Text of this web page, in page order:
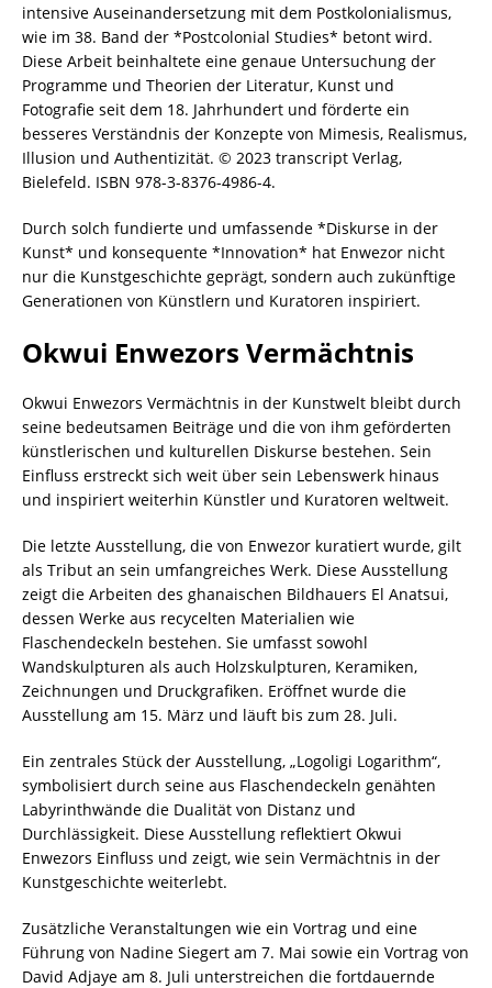
intensive Auseinandersetzung mit dem Postkolonialismus,
wie im 38. Band der *Postcolonial Studies* betont wird.
Diese Arbeit beinhaltete eine genaue Untersuchung der
Programme und Theorien der Literatur, Kunst und
Fotografie seit dem 18. Jahrhundert und förderte ein
besseres Verständnis der Konzepte von Mimesis, Realismus,
Illusion und Authentizität. © 2023 transcript Verlag,
Bielefeld. ISBN 978-3-8376-4986-4.
Durch solch fundierte und umfassende *Diskurse in der
Kunst* und konsequente *Innovation* hat Enwezor nicht
nur die Kunstgeschichte geprägt, sondern auch zukünftige
Generationen von Künstlern und Kuratoren inspiriert.
Okwui Enwezors Vermächtnis
Okwui Enwezors Vermächtnis in der Kunstwelt bleibt durch
seine bedeutsamen Beiträge und die von ihm geförderten
künstlerischen und kulturellen Diskurse bestehen. Sein
Einfluss erstreckt sich weit über sein Lebenswerk hinaus
und inspiriert weiterhin Künstler und Kuratoren weltweit.
Die letzte Ausstellung, die von Enwezor kuratiert wurde, gilt
als Tribut an sein umfangreiches Werk. Diese Ausstellung
zeigt die Arbeiten des ghanaischen Bildhauers El Anatsui,
dessen Werke aus recycelten Materialien wie
Flaschendeckeln bestehen. Sie umfasst sowohl
Wandskulpturen als auch Holzskulpturen, Keramiken,
Zeichnungen und Druckgrafiken. Eröffnet wurde die
Ausstellung am 15. März und läuft bis zum 28. Juli.
Ein zentrales Stück der Ausstellung, „Logoligi Logarithm“,
symbolisiert durch seine aus Flaschendeckeln genähten
Labyrinthwände die Dualität von Distanz und
Durchlässigkeit. Diese Ausstellung reflektiert Okwui
Enwezors Einfluss und zeigt, wie sein Vermächtnis in der
Kunstgeschichte weiterlebt.
Zusätzliche Veranstaltungen wie ein Vortrag und eine
Führung von Nadine Siegert am 7. Mai sowie ein Vortrag von
David Adjaye am 8. Juli unterstreichen die fortdauernde